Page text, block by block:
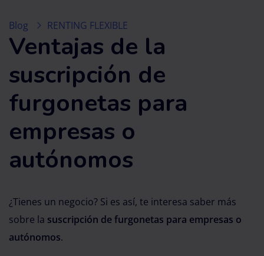
Blog RENTING FLEXIBLE
Ventajas de la
suscripción de
furgonetas para
empresas o
autónomos
¿Tienes un negocio? Si es así, te interesa saber más
sobre la suscripción de furgonetas para empresas o
autónomos.